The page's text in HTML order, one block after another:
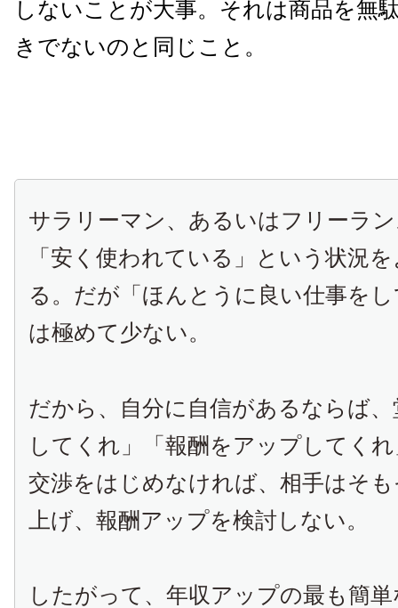
しないことが大事。それは商品を無
きでないのと同じこと。
サラリーマン、あるいはフリーラ
「安く使われている」という状況
る。だが「ほんとうに良い仕事を
は極めて少ない。
だから、自分に自信があるならば
してくれ」「報酬をアップしてく
交渉をはじめなければ、相手はそ
上げ、報酬アップを検討しない。
したがって、年収アップの最も簡